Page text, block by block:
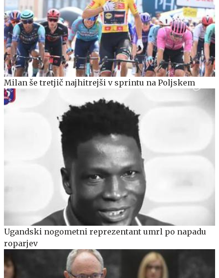
Milan še tretjič najhitrejši v sprintu na Poljskem
Ugandski nogometni reprezentant umrl po napadu
roparjev